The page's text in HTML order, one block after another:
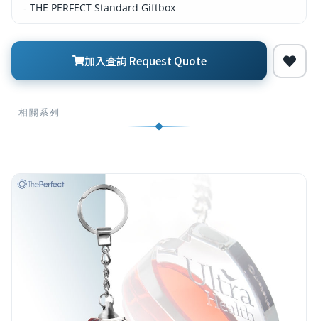
- THE PERFECT Standard Giftbox
加入查詢 Request Quote
相關系列